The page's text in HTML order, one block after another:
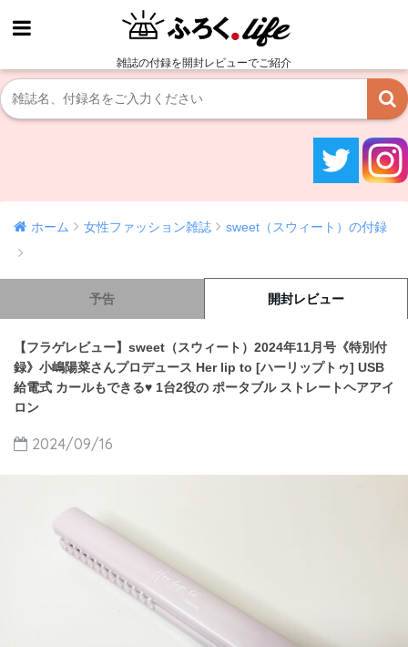
雑誌の付録を開封レビューでご紹介
ホーム 女性ファッション雑誌 sweet（スウィート）の付録
予告 開封レビュー
【フラゲレビュー】sweet（スウィート）2024年11月号《特別付
録》小嶋陽菜さんプロデュース Her lip to [ハーリップトゥ] USB
給電式 カールもできる♥ 1台2役の ポータブル ストレートヘアアイ
ロン
2024/09/16